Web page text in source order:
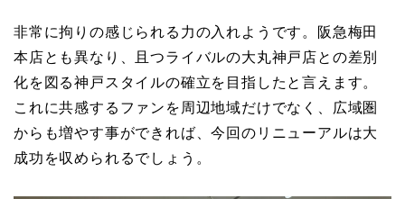
非常に拘りの感じられる力の入れようです。阪急梅田
本店とも異なり、且つライバルの大丸神戸店との差別
化を図る神戸スタイルの確立を目指したと言えます。
これに共感するファンを周辺地域だけでなく、広域圏
からも増やす事ができれば、今回のリニューアルは大
成功を収められるでしょう。